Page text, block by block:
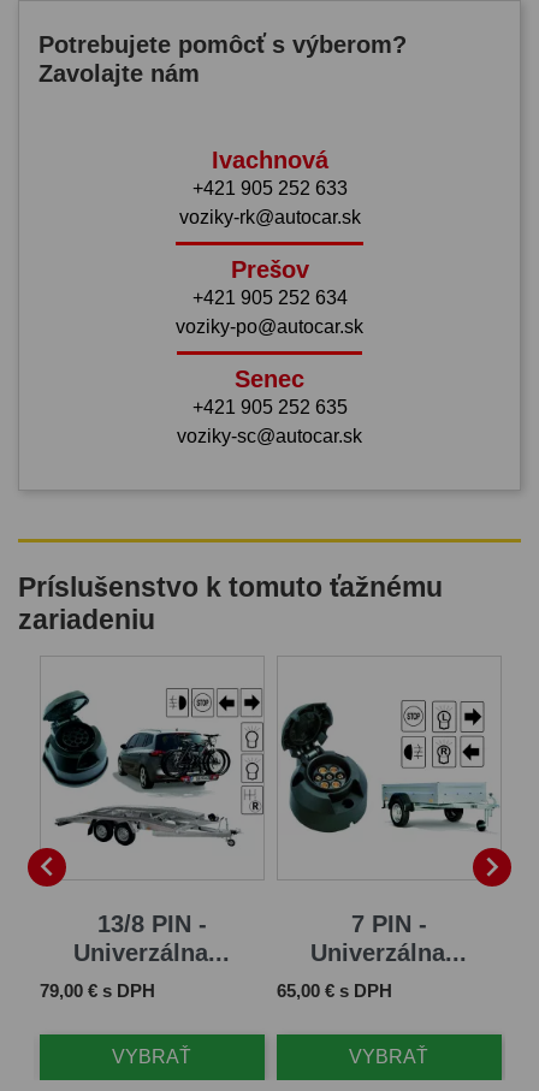
Potrebujete pomôcť s výberom?
Zavolajte nám
Ivachnová
+421 905 252 633
voziky-rk@autocar.sk
Prešov
+421 905 252 634
voziky-po@autocar.sk
Senec
+421 905 252 635
voziky-sc@autocar.sk
Príslušenstvo k tomuto ťažnému
zariadeniu

13/8 PIN -
Univerzálna...
Cena
79,00 € s DPH
VYBRAŤ
7 PIN -
Univerzálna...
Cena
65,00 € s DPH
VYBRAŤ
